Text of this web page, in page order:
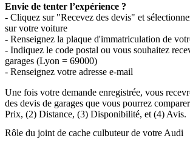
Envie de tenter l’expérience ?
- Cliquez sur "Recevez des devis" et
sur votre voiture
- Renseignez la plaque d'immatriculation de
- Indiquez le code postal ou vous souhaitez
garages (Lyon = 69000)
- Renseignez votre adresse e-mail
Une fois votre demande enregistrée, vous
des devis de garages que vous pourrez
Prix, (2) Distance, (3) Disponibilité, et (4) Avis.
Rôle du joint de cache culbuteur de votre Audi